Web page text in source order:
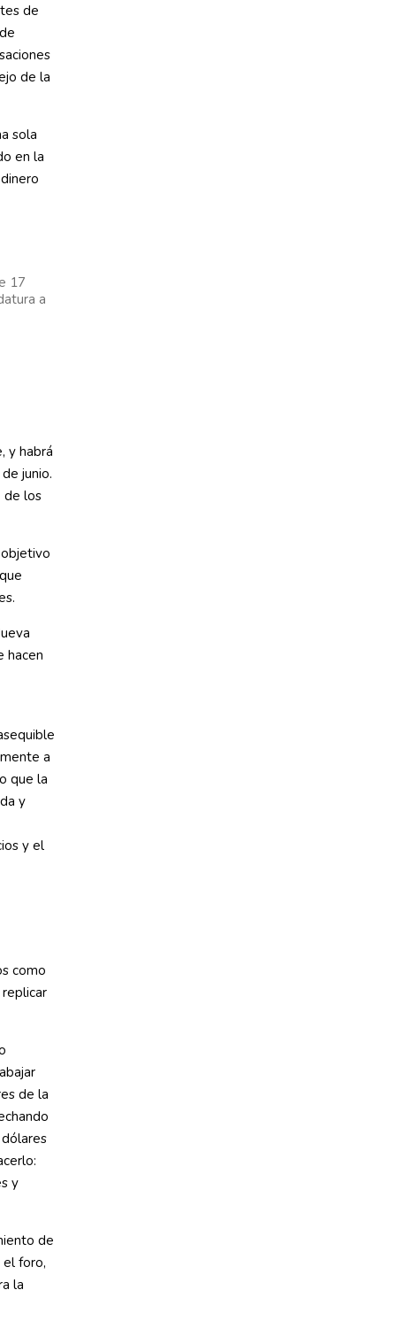
de
de la
sola
en la
17
a
y habrá
junio.
de los
hacen
a
que la
y
y el
como
de la
y
de
el foro,
la